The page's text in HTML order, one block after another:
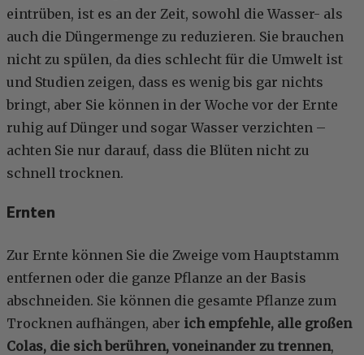
eintrüben, ist es an der Zeit, sowohl die Wasser- als
auch die Düngermenge zu reduzieren. Sie brauchen
nicht zu spülen, da dies schlecht für die Umwelt ist
und Studien zeigen, dass es wenig bis gar nichts
bringt, aber Sie können in der Woche vor der Ernte
ruhig auf Dünger und sogar Wasser verzichten –
achten Sie nur darauf, dass die Blüten nicht zu
schnell trocknen.
Ernten
Zur Ernte können Sie die Zweige vom Hauptstamm
entfernen oder die ganze Pflanze an der Basis
abschneiden. Sie können die gesamte Pflanze zum
Trocknen aufhängen, aber ich empfehle, alle großen
Colas, die sich berühren, voneinander zu trennen,